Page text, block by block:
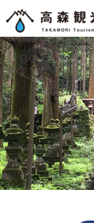
En Ja